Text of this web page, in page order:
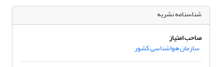
شناسنامه نشریه
صاحب امتیاز
سازمان هواشناسی کشور